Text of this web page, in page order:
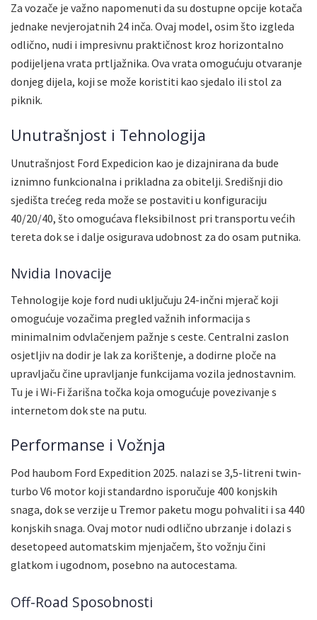
Za vozače je važno napomenuti da su dostupne opcije kotača
jednake nevjerojatnih 24 inča. Ovaj model, osim što izgleda
odlično, nudi i impresivnu praktičnost kroz horizontalno
podijeljena vrata prtljažnika. Ova vrata omogućuju otvaranje
donjeg dijela, koji se može koristiti kao sjedalo ili stol za
piknik.
Unutrašnjost i Tehnologija
Unutrašnjost Ford Expedicion kao je dizajnirana da bude
iznimno funkcionalna i prikladna za obitelji. Središnji dio
sjedišta trećeg reda može se postaviti u konfiguraciju
40/20/40, što omogućava fleksibilnost pri transportu većih
tereta dok se i dalje osigurava udobnost za do osam putnika.
Nvidia Inovacije
Tehnologije koje ford nudi uključuju 24-inčni mjerač koji
omogućuje vozačima pregled važnih informacija s
minimalnim odvlačenjem pažnje s ceste. Centralni zaslon
osjetljiv na dodir je lak za korištenje, a dodirne ploče na
upravljaču čine upravljanje funkcijama vozila jednostavnim.
Tu je i Wi-Fi žarišna točka koja omogućuje povezivanje s
internetom dok ste na putu.
Performanse i Vožnja
Pod haubom Ford Expedition 2025. nalazi se 3,5-litreni twin-
turbo V6 motor koji standardno isporučuje 400 konjskih
snaga, dok se verzije u Tremor paketu mogu pohvaliti i sa 440
konjskih snaga. Ovaj motor nudi odlično ubrzanje i dolazi s
desetopeed automatskim mjenjačem, što vožnju čini
glatkom i ugodnom, posebno na autocestama.
Off-Road Sposobnosti